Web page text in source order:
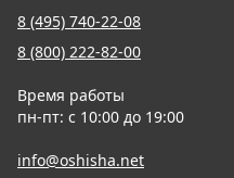
8 (495) 740-22-08
8 (800) 222-82-00
Время работы
пн-пт: с 10:00 до 19:00
info@oshisha.net